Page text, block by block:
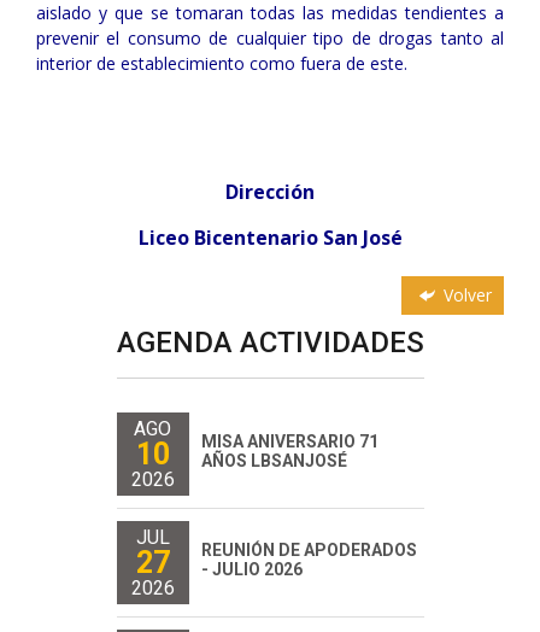
aislado y que se tomaran todas las medidas tendientes a
prevenir el consumo de cualquier tipo de drogas tanto al
interior de establecimiento como fuera de este.
Dirección
Liceo Bicentenario San José
Volver
AGENDA ACTIVIDADES
AGO
10
2026
MISA ANIVERSARIO 71
AÑOS LBSANJOSÉ
JUL
27
2026
REUNIÓN DE APODERADOS
- JULIO 2026